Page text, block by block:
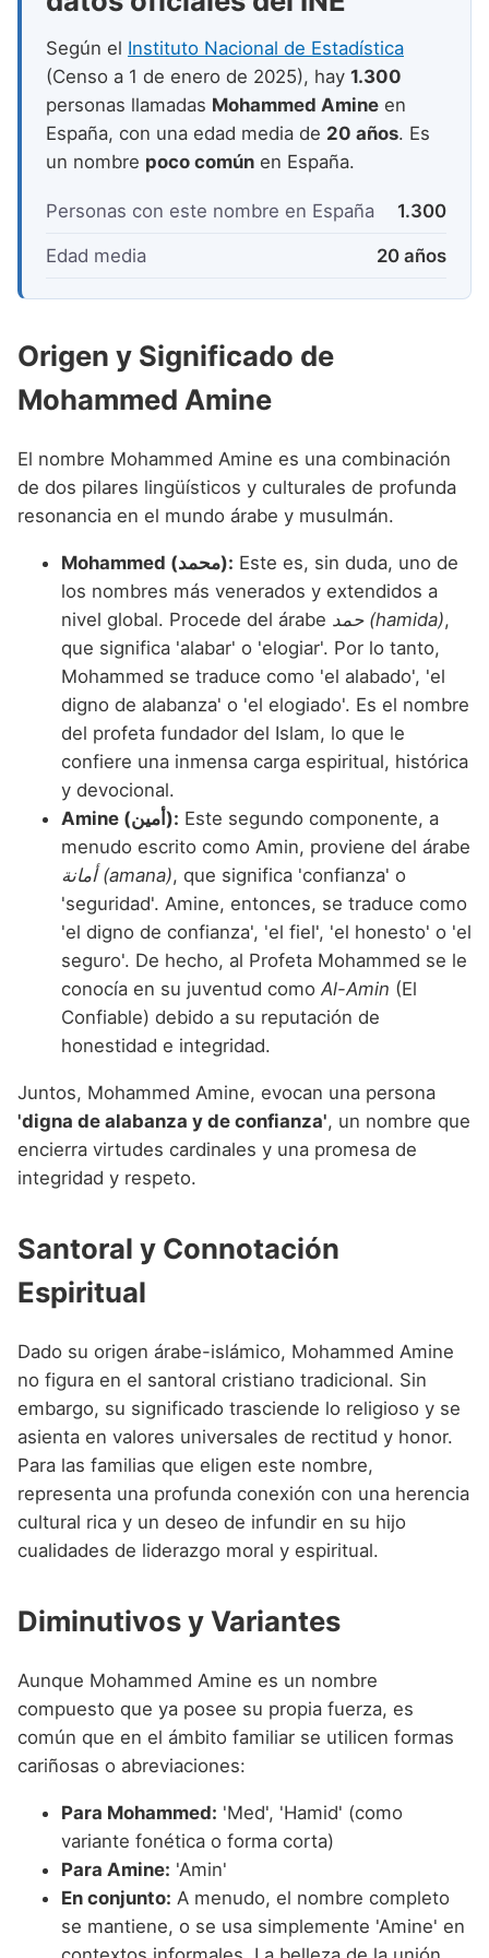
Nombres de niño que empiezan por P
Nombres de niño que empiezan por Q
Nombres de niño que empiezan por R
Nombres de niño que empiezan por S
Nombres de niño que empiezan por T
Nombres de niño que empiezan por U
Nombres de niño que empiezan por V
Nombres de niño que empiezan por X
Nombres de niño que empiezan por Y
Nombres de Niño Valencianos
Nombres de Niño Vascos
Nombres de Niño Rusos
Nombres de Niño Suecos
Según el Instituto Nacional de Estadística
(Censo a 1 de enero de 2025), hay 1.300
personas llamadas Mohammed Amine en
España, con una edad media de 20 años. Es
un nombre poco común en España.
Personas con este nombre en España 1.300
Edad media 20 años
Origen y Significado de
Mohammed Amine
El nombre Mohammed Amine es una combinación
de dos pilares lingüísticos y culturales de profunda
resonancia en el mundo árabe y musulmán.
Mohammed (محمد): Este es, sin duda, uno de
los nombres más venerados y extendidos a
nivel global. Procede del árabe
حمد (hamida),
que significa 'alabar' o 'elogiar'. Por lo tanto,
Mohammed se traduce como 'el alabado', 'el
digno de alabanza' o 'el elogiado'. Es el nombre
del profeta fundador del Islam, lo que le
confiere una inmensa carga espiritual, histórica
y devocional.
Amine (أمين): Este segundo componente, a
menudo escrito como Amin, proviene del árabe
أمانة (amana), que significa 'confianza' o
'seguridad'. Amine, entonces, se traduce como
'el digno de confianza', 'el fiel', 'el honesto' o 'el
seguro'. De hecho, al Profeta Mohammed se le
conocía en su juventud como Al-Amin (El
Confiable) debido a su reputación de
honestidad e integridad.
Juntos, Mohammed Amine, evocan una persona
'digna de alabanza y de confianza', un nombre que
encierra virtudes cardinales y una promesa de
integridad y respeto.
Santoral y Connotación
Espiritual
Dado su origen árabe-islámico, Mohammed Amine
no figura en el santoral cristiano tradicional. Sin
embargo, su significado trasciende lo religioso y se
asienta en valores universales de rectitud y honor.
Para las familias que eligen este nombre,
representa una profunda conexión con una herencia
cultural rica y un deseo de infundir en su hijo
cualidades de liderazgo moral y espiritual.
Diminutivos y Variantes
Aunque Mohammed Amine es un nombre
compuesto que ya posee su propia fuerza, es
común que en el ámbito familiar se utilicen formas
cariñosas o abreviaciones:
Para Mohammed: 'Med', 'Hamid' (como
variante fonética o forma corta)
Para Amine: 'Amin'
En conjunto: A menudo, el nombre completo
se mantiene, o se usa simplemente 'Amine' en